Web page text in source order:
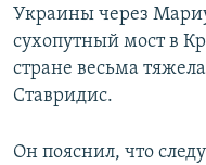
Украины через
сухопутный мост в
стране весьма
Ставридис.
Он пояснил, что